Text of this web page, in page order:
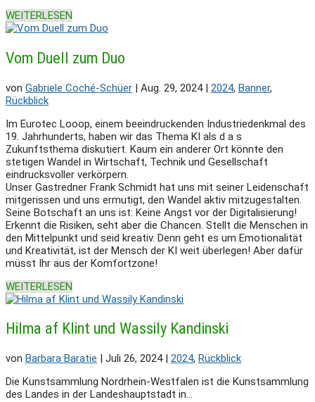
WEITERLESEN
Vom Duell zum Duo
von Gabriele Coché-Schüer | Aug. 29, 2024| 2024, Banner,
Rückblick
Im Eurotec Looop, einem beeindruckenden Industriedenkmal des
19. Jahrhunderts, haben wir das Thema KI als d a s
Zukunftsthema diskutiert. Kaum ein anderer Ort könnte den
stetigen Wandel in Wirtschaft, Technik und Gesellschaft
eindrucksvoller verkörpern.
Unser Gastredner Frank Schmidt hat uns mit seiner Leidenschaft
mitgerissen und uns ermutigt, den Wandel aktiv mitzugestalten.
Seine Botschaft an uns ist: Keine Angst vor der Digitalisierung!
Erkennt die Risiken, seht aber die Chancen. Stellt die Menschen in
den Mittelpunkt und seid kreativ. Denn geht es um Emotionalität
und Kreativität, ist der Mensch der KI weit überlegen! Aber dafür
müsst Ihr aus der Komfortzone!
WEITERLESEN
Hilma af Klint und Wassily Kandinski
von Barbara Baratie | Juli 26, 2024| 2024, Rückblick
Die Kunstsammlung Nordrhein-Westfalen ist die Kunstsammlung
des Landes in der Landeshauptstadt in...